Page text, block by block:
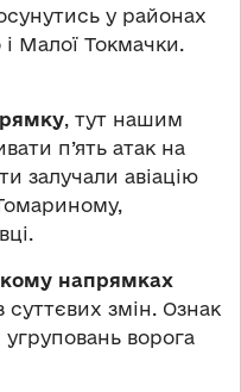
у районах
Малої Токмачки.
, тут нашим
п’ять атак на
залучали авіацію
напрямках
змін. Ознак
ворога